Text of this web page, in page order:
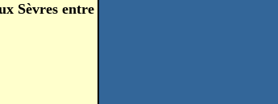
Sèvres entre